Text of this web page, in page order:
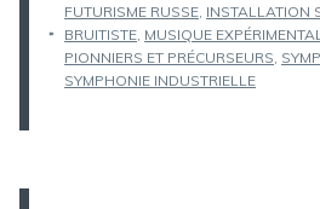
FUTURISME RUSSE INSTALLATION
BRUITISTE MUSIQUE
PIONNIERS ET PRÉCURSEURS
SYMPHONIE INDUSTRIELLE